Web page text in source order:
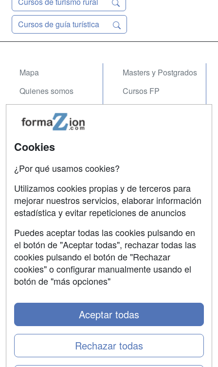
Cursos de guía turística
Mapa
Quienes somos
Acceso Usuarios
Acceso Centros
Masters y Postgrados
Cursos FP
Contactar
Confidencialidad
Copyleft
SÍGUENOS EN:
Cookies
¿Por qué usamos cookies?
Utilizamos cookies propias y de terceros para
mejorar nuestros servicios, elaborar información
estadística y evitar repeticiones de anuncios
Puedes aceptar todas las cookies pulsando en
el botón de "Aceptar todas", rechazar todas las
cookies pulsando el botón de "Rechazar
cookies" o configurar manualmente usando el
botón de "más opciones"
Rechazar todas
Aceptar todas